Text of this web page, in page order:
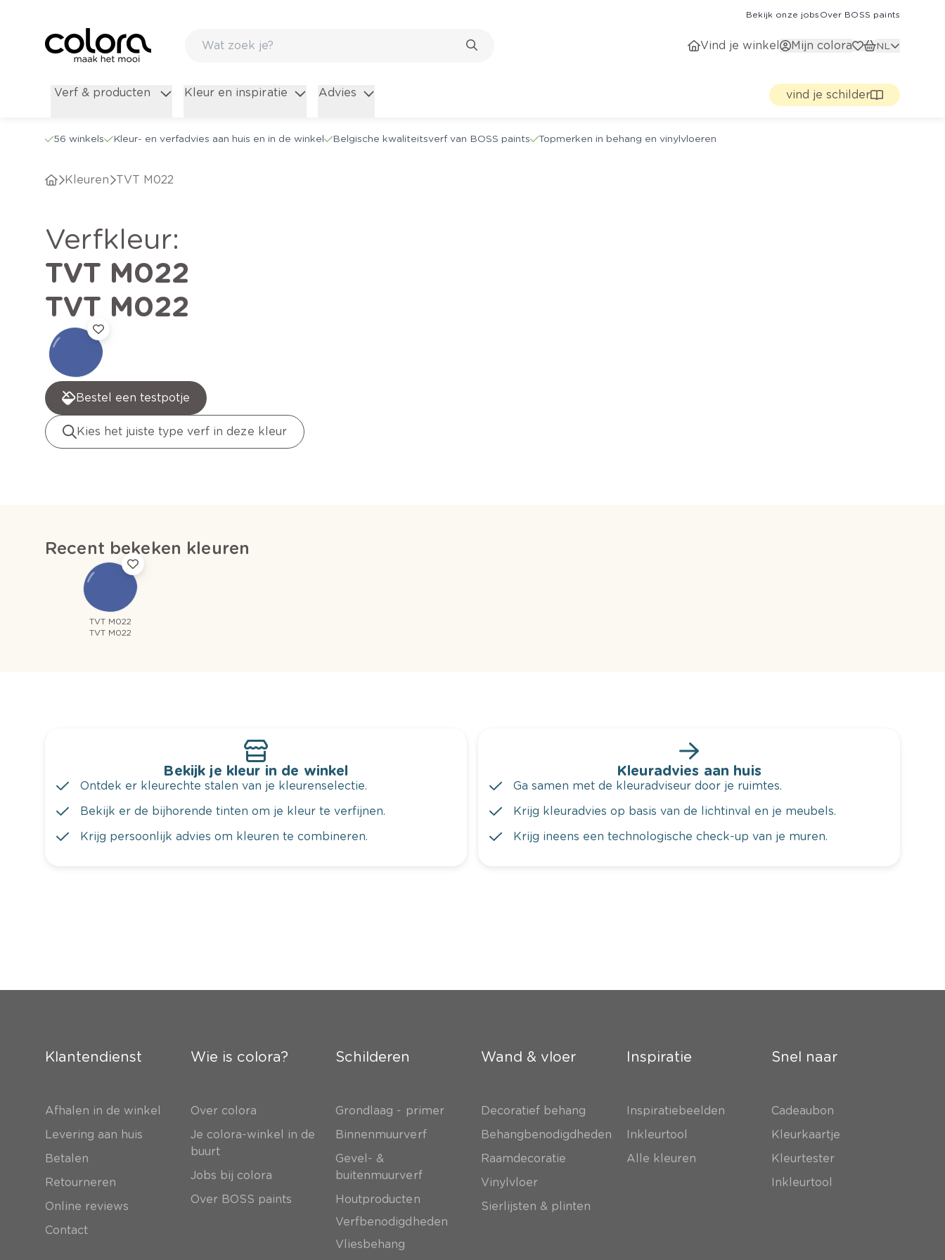
Bekijk onze jobs Over BOSS paints
Vind je winkel Mijn colora NL
Verf & producten Kleur en inspiratie Advies vind je schilder
56 winkels Kleur- en verfadvies aan huis en in de winkel Belgische kwaliteitsverf van BOSS paints Topmerken in behang en vinylvloeren
Kleuren TVT M022
verfkleur:
TVT M022
TVT M022
Bestel een testpotje
Kies het juiste type verf in deze kleur
Recent bekeken kleuren
TVT M022
TVT M022
Bekijk je kleur in de winkel
Ontdek er kleurechte stalen van je kleurenselectie.
Bekijk er de bijhorende tinten om je kleur te verfijnen.
Krijg persoonlijk advies om kleuren te combineren.
Kleuradvies aan huis
Ga samen met de kleuradviseur door je ruimtes.
Krijg kleuradvies op basis van de lichtinval en je meubels.
Krijg ineens een technologische check-up van je muren.
Klantendienst
Afhalen in de winkel
Levering aan huis
Betalen
Retourneren
Online reviews
Contact
Wie is colora?
Over colora
Je colora-winkel in de
buurt
Jobs bij colora
Over BOSS paints
Schilderen
Grondlaag - primer
Binnenmuurverf
Gevel- &
buitenmuurverf
Houtproducten
Verfbenodigdheden
Vliesbehang
Wand & vloer
Decoratief behang
Behangbenodigdheden
Raamdecoratie
Vinylvloer
Sierlijsten & plinten
Inspiratie
Inspiratiebeelden
Inkleurtool
Alle kleuren
Snel naar
Cadeaubon
Kleurkaartje
Kleurtester
Inkleurtool